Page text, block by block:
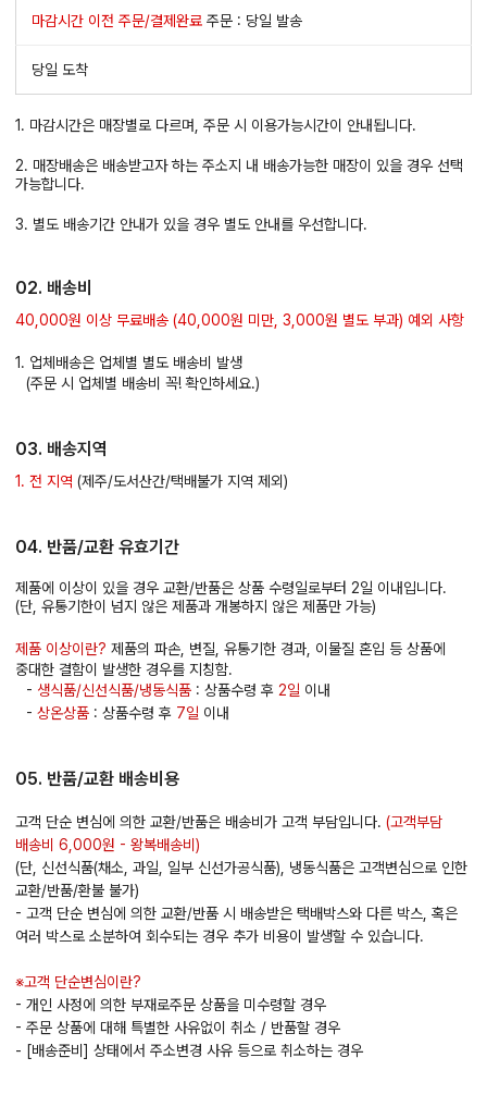
마감시간 이전 주문/결제완료 주문 : 당일 발송
당일 도착
1. 마감시간은 매장별로 다르며, 주문 시 이용가능시간이 안내됩니다.
2. 매장배송은 배송받고자 하는 주소지 내 배송가능한 매장이 있을 경우 선택
가능합니다.
3. 별도 배송기간 안내가 있을 경우 별도 안내를 우선합니다.
02. 배송비
40,000원 이상 무료배송 (40,000원 미만, 3,000원 별도 부과) 예외 사항
1. 업체배송은 업체별 별도 배송비 발생
(주문 시 업체별 배송비 꼭! 확인하세요.)
03. 배송지역
1. 전 지역 (제주/도서산간/택배불가 지역 제외)
04. 반품/교환 유효기간
제품에 이상이 있을 경우 교환/반품은 상품 수령일로부터 2일 이내입니다.
(단, 유통기한이 넘지 않은 제품과 개봉하지 않은 제품만 가능)
제품 이상이란? 제품의 파손, 변질, 유통기한 경과, 이물질 혼입 등 상품에
중대한 결함이 발생한 경우를 지칭함.
- 생식품/신선식품/냉동식품 : 상품수령 후 2일 이내
- 상온상품 : 상품수령 후 7일 이내
05. 반품/교환 배송비용
고객 단순 변심에 의한 교환/반품은 배송비가 고객 부담입니다. (고객부담
배송비 6,000원 - 왕복배송비)
(단, 신선식품(채소, 과일, 일부 신선가공식품), 냉동식품은 고객변심으로 인한
교환/반품/환불 불가)
- 고객 단순 변심에 의한 교환/반품 시 배송받은 택배박스와 다른 박스, 혹은
여러 박스로 소분하여 회수되는 경우 추가 비용이 발생할 수 있습니다.
※고객 단순변심이란?
- 개인 사정에 의한 부재로주문 상품을 미수령할 경우
- 주문 상품에 대해 특별한 사유없이 취소 / 반품할 경우
- [배송준비] 상태에서 주소변경 사유 등으로 취소하는 경우